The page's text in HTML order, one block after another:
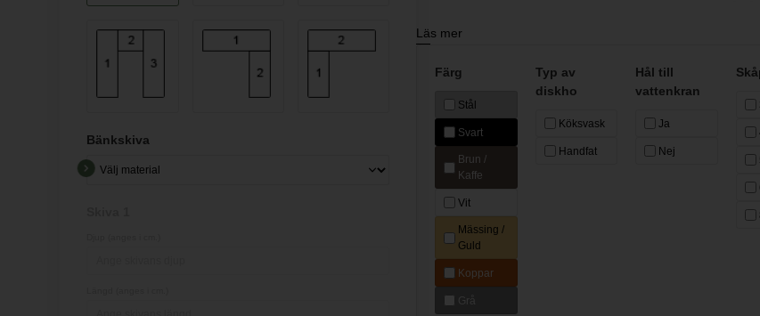
Bänkskiva
Alla priser på vaskar är inklusive undermontering/
Läs mer
Färg
Stål
Svart
Brun /
Kaffe
Vit
Mässing /
Guld
Koppar
Grå
Typ av
diskho
Köksvask
Handfat
Hål till
vattenkran
Ja
Nej